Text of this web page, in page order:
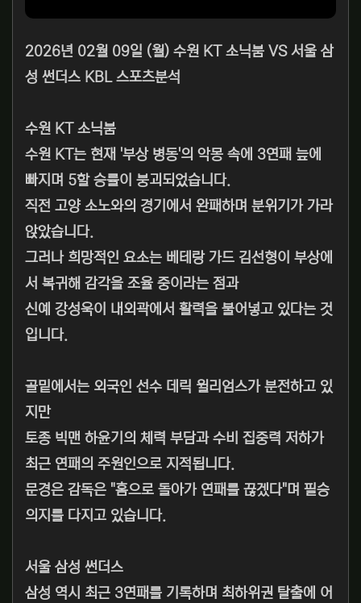
2026년 02월 09일 (월) 수원 KT 소닉붐 VS 서울 삼
성 썬더스 KBL 스포츠분석
수원 KT 소닉붐
수원 KT는 현재 '부상 병동'의 악몽 속에 3연패 늪에
빠지며 5할 승률이 붕괴되었습니다.
직전 고양 소노와의 경기에서 완패하며 분위기가 가라
앉았습니다.
그러나 희망적인 요소는 베테랑 가드 김선형이 부상에
서 복귀해 감각을 조율 중이라는 점과
신예 강성욱이 내외곽에서 활력을 불어넣고 있다는 것
입니다.
골밑에서는 외국인 선수 데릭 윌리엄스가 분전하고 있
지만
토종 빅맨 하윤기의 체력 부담과 수비 집중력 저하가
최근 연패의 주원인으로 지적됩니다.
문경은 감독은 "홈으로 돌아가 연패를 끊겠다"며 필승
의지를 다지고 있습니다.
서울 삼성 썬더스
삼성 역시 최근 3연패를 기록하며 최하위권 탈출에 어